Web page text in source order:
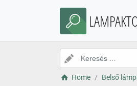
Home Belső